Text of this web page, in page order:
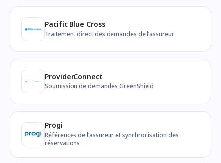
Pacific Blue Cross
Traitement direct des demandes de l’assureur
ProviderConnect
Soumission de demandes GreenShield
Progi
Références de l’assureur et synchronisation des
réservations